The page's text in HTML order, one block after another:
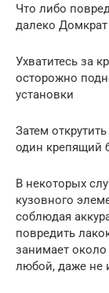
Что либо
далеко
Ухватитесь за
осторожно
установки
Затем
один крепящий
В некоторых
кузовного
соблюдая
повредить
занимает
любой, даже не